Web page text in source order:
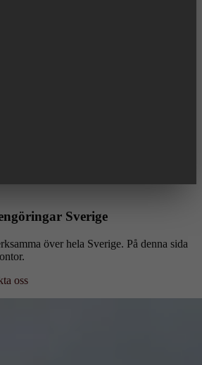
Sverige
över hela Sverige. På denna sida
oss